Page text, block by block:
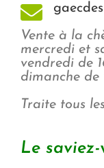
Vente à la
mercredi et
vendredi de
dimanche de
Traite tous
Le saviez-